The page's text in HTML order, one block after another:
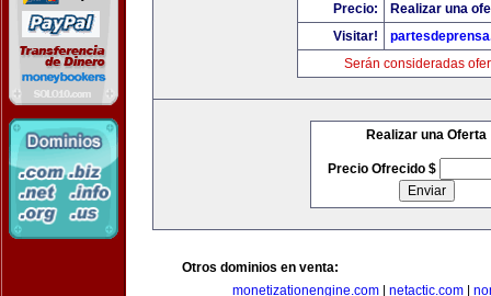
Precio:
Realizar una
Visitar!
Serán consideradas
Realizar una Oferta
Precio Ofrecido $
Otros dominios en venta:
monetizationengine.com| netactic.com|